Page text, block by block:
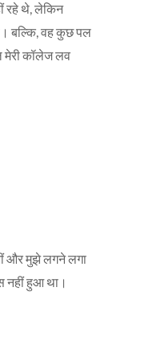
रहे थे, लेकिन
बल्कि, वह कुछ पल
मेरी कॉलेज लव
और मुझे लगने लगा
नहीं हुआ था।